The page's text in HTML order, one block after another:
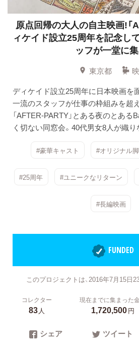
原点回帰の大人の自主映画!「
ィケイド設立25周年を記念し
ッフが一堂に
東京都
ディケイド設立25周年に日本映画を
一流のスタッフが仕事の枠組みを超
「AFTER-PARTY」とある夜のとあ
く切ない同窓会。40代男女8人が織
#豪華キャスト #オリジナル
#25周年 #ユニークなリターン
#長編映画
FUNDED
このプロジェクトは、2016年7月15日
コレクター
83人
現在までに集まった
1,720,500円
シェア ツイート